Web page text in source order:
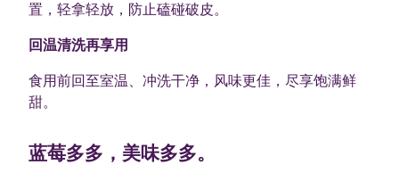
置，轻拿轻放，防止磕碰破皮。
回温清洗再享用
食用前回至室温、冲洗干净，风味更佳，尽享饱满鲜
甜。
蓝莓多多，美味多多。